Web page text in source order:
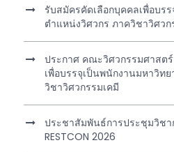
รับสมัครคัดเลือกบุคคลเพื่อบร
ตำแหน่งวิศวกร ภาควิชาวิศว
ประกาศ คณะวิศวกรรมศาสตร์
เพื่อบรรจุเป็นพนักงานมหาวิท
วิชาวิศวกรรมเคมี
ประชาสัมพันธ์การประชุมวิช
RESTCON 2026